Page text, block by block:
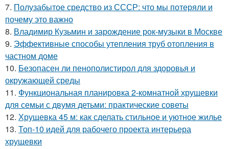
7. Полузабытое средство из СССР: что мы потеряли и
почему это важно
8. Владимир Кузьмин и зарождение рок-музыки в Москве
9. Эффективные способы утепления труб отопления в
частном доме
10. Безопасен ли пенополистирол для здоровья и
окружающей среды
11. Функциональная планировка 2-комнатной хрущевки
для семьи с двумя детьми: практические советы
12. Хрущевка 45 м: как сделать стильное и уютное жилье
13. Топ-10 идей для рабочего проекта интерьера
хрущевки